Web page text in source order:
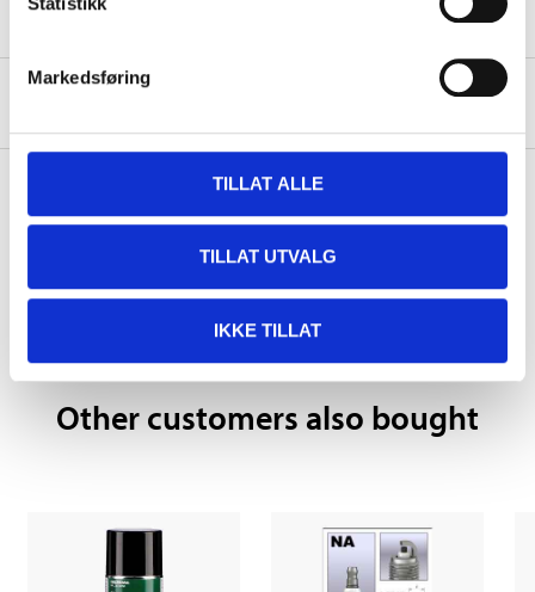
Markedsføring
TILLAT ALLE
TILLAT UTVALG
IKKE TILLAT
Safety instructions and other information
Pay & Collect
Other customers also bought